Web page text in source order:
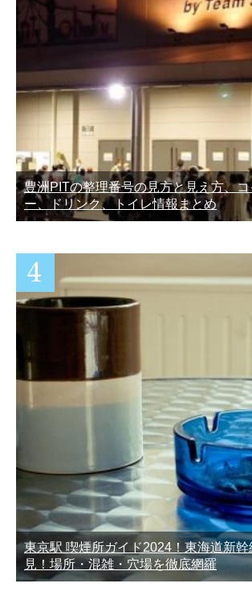
豊洲PITの整理番号の見方と見え方、コ
ー、ドリンク、トイレ情報まとめ
東京駅 喫煙所ガイド2024！東海道新
見！場所・混雑・穴場を徹底網羅